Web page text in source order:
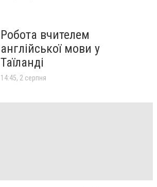
Робота вчителем
англійської мови у
Таїланді
14:45, 2 серпня